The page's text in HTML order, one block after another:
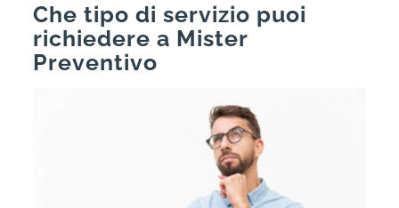
Che tipo di servizio puoi
richiedere a Mister
Preventivo